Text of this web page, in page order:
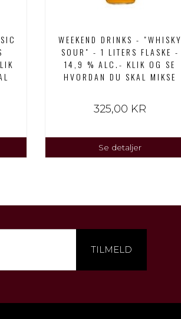
WEEKEND DRINKS - "WHISKY
SOUR" - 1 LITERS FLASKE -
14,9 % ALC.- KLIK OG SE
HVORDAN DU SKAL MIKSE
325,00 KR
Se detaljer
TILMELD